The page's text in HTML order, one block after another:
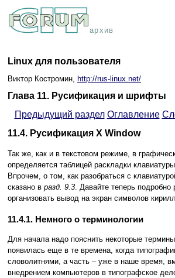
архив
Linux для пользователя
Виктор Костромин, http://rus-linux.net/
Глава 11. Русификация и шрифты
Предыдущий раздел Оглавление
11.4. Русификация X Window
Так же, как и в текстовом режиме, в
определяется таблицей раскладки
Впрочем, о том, как разобраться с
сказано в разд. 9.3. Давайте теперь подробно
организовать вывод на экран символов
11.4.1. Немного о терминологии
Для начала надо пояснить некоторые
появилась еще в те времена, когда
словолитнями, а часть – уже в наше время,
внедрением компьютеров в типографское